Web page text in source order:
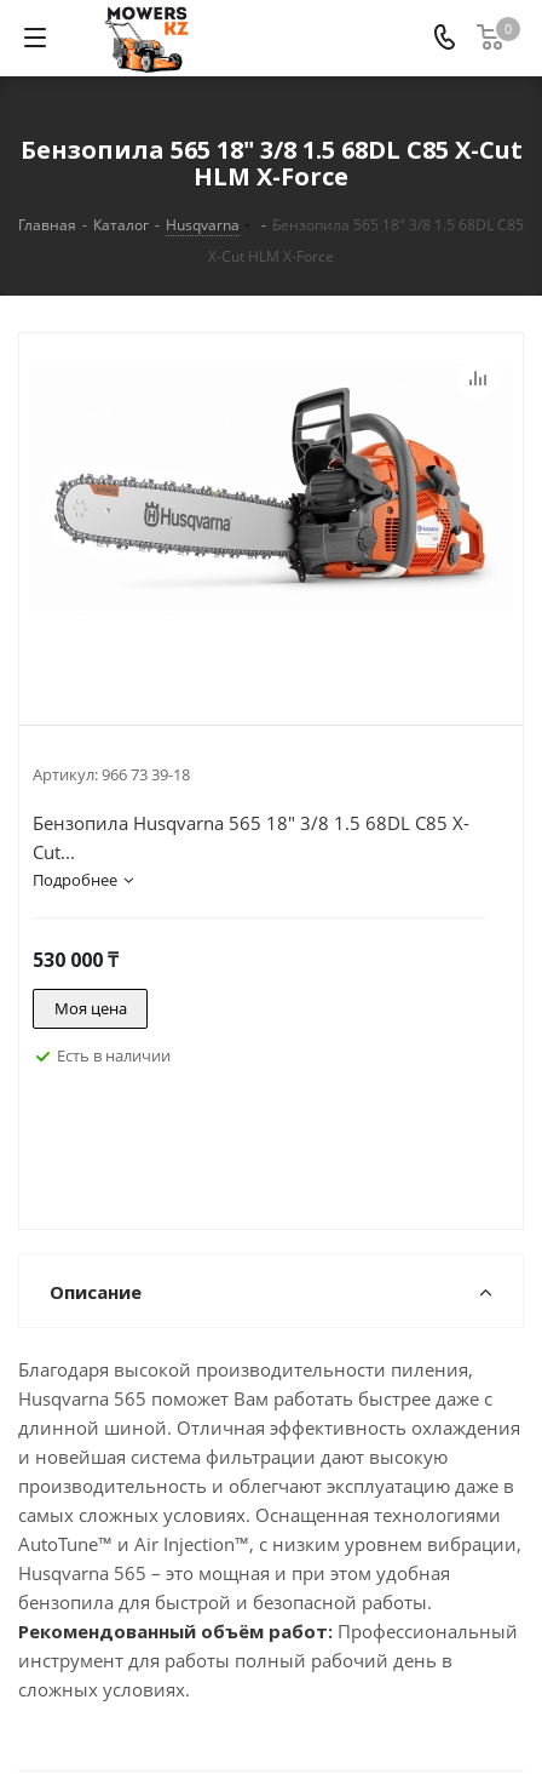
0
Бензопила 565 18" 3/8 1.5 68DL C85 X-Cut
HLM X-Force
Главная - Каталог - Husqvarna - Бензопила 565 18" 3/8 1.5 68DL C85
X-Cut HLM X-Force
Артикул:966 73 39-18
Бензопила Husqvarna 565 18" 3/8 1.5 68DL C85 X-
Cut...
Подробнее
530 000₸
Моя цена
Есть в наличии
Описание
Благодаря высокой производительности пиления,
Husqvarna 565 поможет Вам работать быстрее даже с
длинной шиной. Отличная эффективность охлаждения
и новейшая система фильтрации дают высокую
производительность и облегчают эксплуатацию даже в
самых сложных условиях. Оснащенная технологиями
AutoTune™ и Air Injection™, с низким уровнем вибрации,
Husqvarna 565 – это мощная и при этом удобная
бензопила для быстрой и безопасной работы.
Рекомендованный объём работ: Профессиональный
инструмент для работы полный рабочий день в
сложных условиях.